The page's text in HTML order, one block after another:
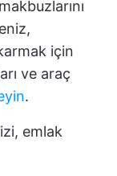
için
ve araç
.
emlak